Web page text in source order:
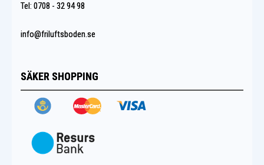
Tel: 0708 - 32 94 98
info@friluftsboden.se
SÄKER SHOPPING